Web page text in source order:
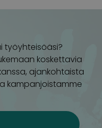
työyhteisöäsi?
koskettavia
ajankohtaista
kampanjoistamme